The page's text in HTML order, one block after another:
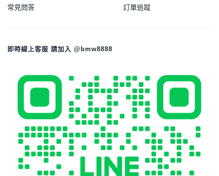
常見問答 訂單追蹤
即時線上客服 請加入 @bmw8888